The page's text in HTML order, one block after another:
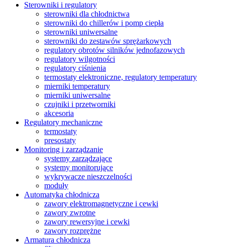
Sterowniki i regulatory
sterowniki dla chłodnictwa
sterowniki do chillerów i pomp ciepła
sterowniki uniwersalne
sterowniki do zestawów sprężarkowych
regulatory obrotów silników jednofazowych
regulatory wilgotności
regulatory ciśnienia
termostaty elektroniczne, regulatory temperatury
mierniki temperatury
mierniki uniwersalne
czujniki i przetworniki
akcesoria
Regulatory mechaniczne
termostaty
presostaty
Monitoring i zarządzanie
systemy zarządzające
systemy monitorujące
wykrywacze nieszczelności
moduły
Automatyka chłodnicza
zawory elektromagnetyczne i cewki
zawory zwrotne
zawory rewersyjne i cewki
zawory rozprężne
Armatura chłodnicza